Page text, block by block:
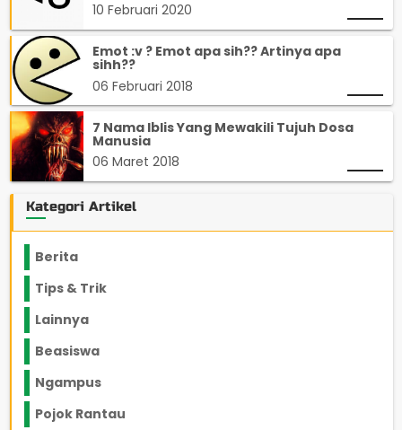
10 Februari 2020
Emot :v ? Emot apa sih?? Artinya apa
sihh??
06 Februari 2018
7 Nama Iblis Yang Mewakili Tujuh Dosa
Manusia
06 Maret 2018
Kategori Artikel
Berita
Tips & Trik
Lainnya
Beasiswa
Ngampus
Pojok Rantau